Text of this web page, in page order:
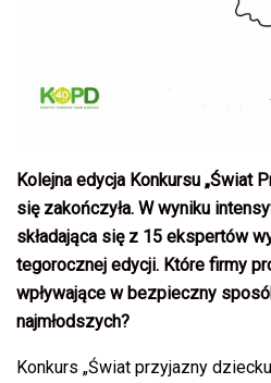
Kolejna edycja Konkursu „Świat
się zakończyła. W wyniku
składająca się z 15 ekspertów
tegorocznej edycji. Które firmy
wpływające w bezpieczny
najmłodszych?
Konkurs „Świat przyjazny